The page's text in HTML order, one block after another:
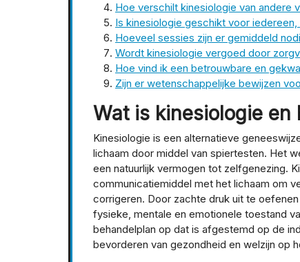
Hoe verschilt kinesiologie van andere
Is kinesiologie geschikt voor
Hoeveel sessies zijn er gemiddeld
Wordt kinesiologie vergoed door
Hoe vind ik een betrouwbare en
Zijn er wetenschappelijke bewijzen
Wat is kinesiologie en
Kinesiologie is een alternatieve
lichaam door middel van spiertesten. Het
een natuurlijk vermogen tot zelfgenezing.
communicatiemiddel met het lichaam om
corrigeren. Door zachte druk uit te
fysieke, mentale en emotionele toestand
behandelplan op dat is afgestemd op de
bevorderen van gezondheid en welzijn op